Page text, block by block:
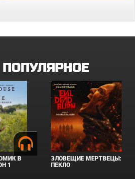
ПОПУЛЯРНОЕ
В
1
ЗЛОВЕЩИЕ МЕРТВЕЦЫ:
ПЕКЛО